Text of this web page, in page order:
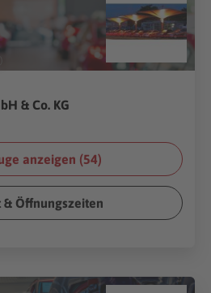
& Co. KG
anzeigen (54)
& Öffnungszeiten